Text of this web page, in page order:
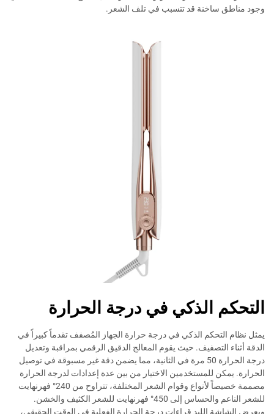
وجود مناطق ساخنة قد تتسبب في تلف الشعر.
التحكم الذكي في درجة الحرارة
يمثل نظام التحكم الذكي في درجة حرارة الجهاز المُصفف تقدماً كبيراً في
الدقة أثناء التصفيف. حيث يقوم المعالج الدقيق الرقمي بمراقبة وتعديل
درجة الحرارة 50 مرة في الثانية، مما يضمن دقة غير مسبوقة في توصيل
الحرارة. يمكن للمستخدمين الاختيار من بين عدة إعدادات لدرجة الحرارة
مصممة خصيصاً لأنواع وقوام الشعر المختلفة، تتراوح من 240° فهرنهايت
للشعر الناعم والحساس إلى 450° فهرنهايت للشعر الكثيف والخشن.
ويعرض الشاشة الليد قراءات درجة الحرارة الفعلية في الوقت الحقيقي،